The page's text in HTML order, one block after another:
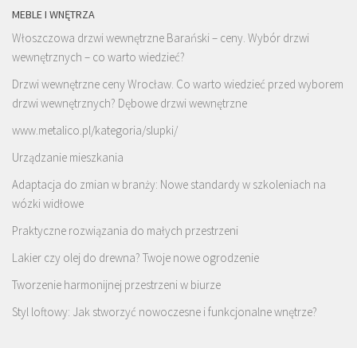
MEBLE I WNĘTRZA
Włoszczowa drzwi wewnętrzne Barański – ceny. Wybór drzwi
wewnętrznych – co warto wiedzieć?
Drzwi wewnętrzne ceny Wrocław. Co warto wiedzieć przed wyborem
drzwi wewnętrznych? Dębowe drzwi wewnętrzne
www.metalico.pl/kategoria/slupki/
Urządzanie mieszkania
Adaptacja do zmian w branży: Nowe standardy w szkoleniach na
wózki widłowe
Praktyczne rozwiązania do małych przestrzeni
Lakier czy olej do drewna? Twoje nowe ogrodzenie
Tworzenie harmonijnej przestrzeni w biurze
Styl loftowy: Jak stworzyć nowoczesne i funkcjonalne wnętrze?